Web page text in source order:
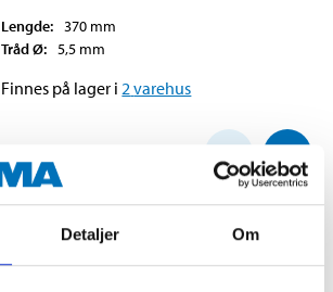
Detaljer Om
Lengde: 370 mm
Tråd Ø: 5,5 mm
Finnes på lager i 2 varehus
FÖRTÖYNINGSFJAER 7X400MM